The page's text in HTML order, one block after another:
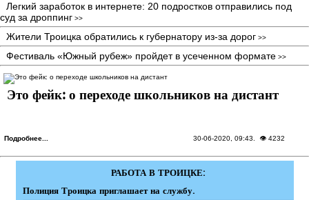
Легкий заработок в интернете: 20 подростков отправились под
суд за дроппинг >>
Жители Троицка обратились к губернатору из-за дорог >>
Фестиваль «Южный рубеж» пройдет в усеченном формате >>
Это фейк: о переходе школьников на дистант
Подробнее... 30-06-2020, 09:43 . 👁 4232
РАБОТА В ТРОИЦКЕ:
Полиция Троицка приглашает на службу.